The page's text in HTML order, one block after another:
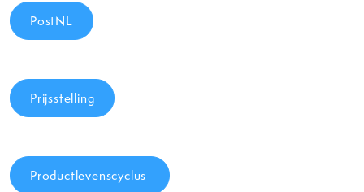
PostNL
Prijsstelling
Productlevenscyclus